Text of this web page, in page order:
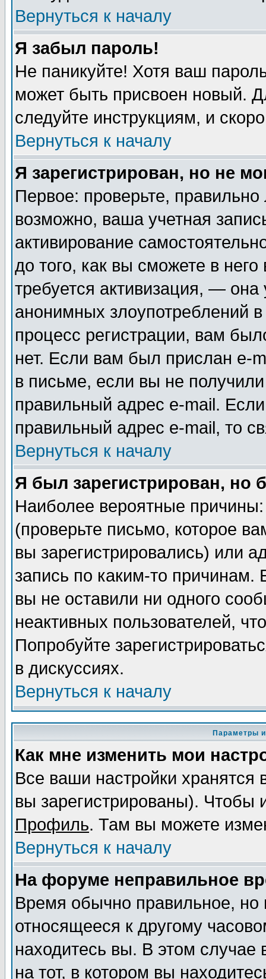
Вернуться к началу
Я забыл пароль!
Не паникуйте! Хотя ваш
может быть присвоен новый.
следуйте инструкциям, и
Вернуться к началу
Я зарегистрирован, но не
Первое: проверьте,
возможно, ваша учетная
активирование
до того, как вы сможете в
требуется активизация, —
анонимных злоупотреблений
процесс регистрации, вам
нет. Если вам был прислан e-
в письме, если вы не
правильный адрес e-mail.
правильный адрес e-mail, то
Вернуться к началу
Я был зарегистрирован, но
Наиболее вероятные
(проверьте письмо, которое
вы зарегистрировались) или
запись по каким-то причинам.
вы не оставили ни одного
неактивных пользователей,
Попробуйте
в дискуссиях.
Вернуться к началу
Параметры
Как мне изменить мои
Все ваши настройки хранятся
вы зарегистрированы). Чтобы
Профиль. Там вы можете
Вернуться к началу
На форуме неправильное
Время обычно правильное,
относящееся к другому
находитесь вы. В этом
на тот, в котором вы